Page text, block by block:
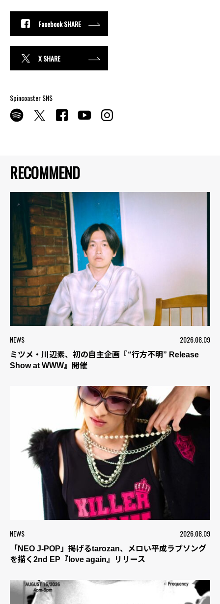
RECOMMEND
NEWS 2026.08.09
ミツメ・川辺素、初の自主企画『“行方不明” Release
Show at WWW』開催
NEWS 2026.08.09
「NEO J-POP」掲げるtarozan、メロい平成ラブソング
を描く2nd EP『love again』リリース
Facebook SHARE
X SHARE
Spincoaster SNS